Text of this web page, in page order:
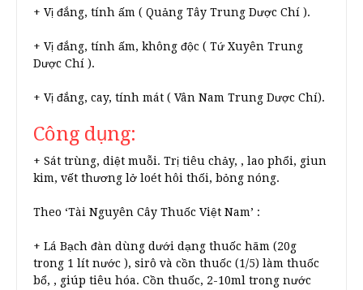
+ Vị đắng, tính ấm ( Quảng Tây Trung Dược Chí ).
+ Vị đắng, tính ấm, không độc ( Tứ Xuyên Trung
Dược Chí ).
+ Vị đắng, cay, tính mát ( Vân Nam Trung Dược Chí).
Công dụng:
+ Sát trùng, diệt muỗi. Trị tiêu chảy, , lao phổi, giun
kim, vết thương lở loét hôi thối, bỏng nóng.
Theo ‘Tài Nguyên Cây Thuốc Việt Nam’ :
+ Lá Bạch đàn dùng dưới dạng thuốc hãm (20g
trong 1 lít nước ), sirô và cồn thuốc (1/5) làm thuốc
bổ, , giúp tiêu hóa. Cồn thuốc, 2-10ml trong nước